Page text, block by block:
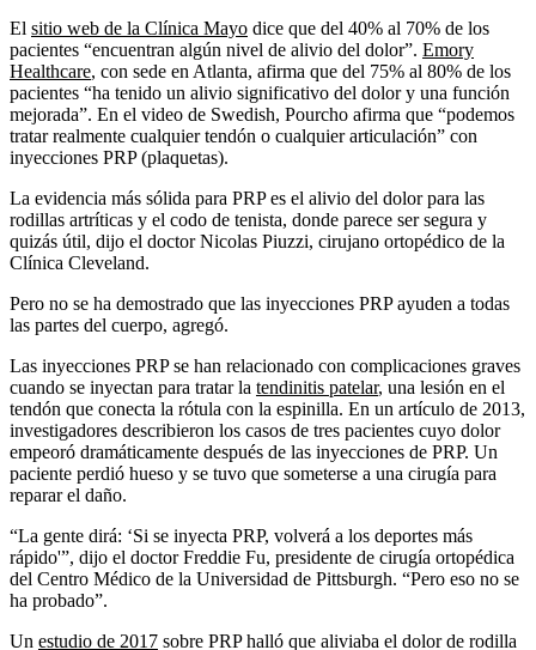
El sitio web de la Clínica Mayo dice que del 40% al 70% de los
pacientes “encuentran algún nivel de alivio del dolor”. Emory
Healthcare, con sede en Atlanta, afirma que del 75% al 80% de los
pacientes “ha tenido un alivio significativo del dolor y una función
mejorada”. En el video de Swedish, Pourcho afirma que “podemos
tratar realmente cualquier tendón o cualquier articulación” con
inyecciones PRP (plaquetas).
La evidencia más sólida para PRP es el alivio del dolor para las
rodillas artríticas y el codo de tenista, donde parece ser segura y
quizás útil, dijo el doctor Nicolas Piuzzi, cirujano ortopédico de la
Clínica Cleveland.
Pero no se ha demostrado que las inyecciones PRP ayuden a todas
las partes del cuerpo, agregó.
Las inyecciones PRP se han relacionado con complicaciones graves
cuando se inyectan para tratar la tendinitis patelar, una lesión en el
tendón que conecta la rótula con la espinilla. En un artículo de 2013,
investigadores describieron los casos de tres pacientes cuyo dolor
empeoró dramáticamente después de las inyecciones de PRP. Un
paciente perdió hueso y se tuvo que someterse a una cirugía para
reparar el daño.
“La gente dirá: ‘Si se inyecta PRP, volverá a los deportes más
rápido'”, dijo el doctor Freddie Fu, presidente de cirugía ortopédica
del Centro Médico de la Universidad de Pittsburgh. “Pero eso no se
ha probado”.
Un estudio de 2017 sobre PRP halló que aliviaba el dolor de rodilla